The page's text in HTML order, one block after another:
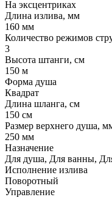
На эксцентриках
Длина излива, мм
160 мм
Количество режимов
3
Высота штанги, см
150 м
Форма душа
Квадрат
Длина шланга, см
150 см
Размер верхнего душа,
250 мм
Назначение
Для душа, Для ванны,
Исполнение излива
Поворотный
Управление